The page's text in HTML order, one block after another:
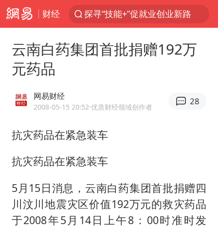
财经
探寻“技能+”促就业创业新路
38岁山东财大教授刘海明逝世
银行午休1.5小时 留个窗口行不行
弹药库存告急 美军补货难
沙特否认与胡塞武装举行会谈
如何把百年大党建设得更加坚强有力
香港殿堂级填词人黎彼得因病离世 终年76岁
李亚鹏向地铁吐血女孩捐99999元
云南白药集团首批捐赠192万
元药品
网易财经
2008-05-15 20:52·优质财经领域创作者
28
抗灾药品在紧急装车
抗灾药品在紧急装车
5月15日消息，云南白药集团首批捐赠四
川汶川地震灾区价值192万元的救灾药品
于2008年5月14日上午8：00时准时发